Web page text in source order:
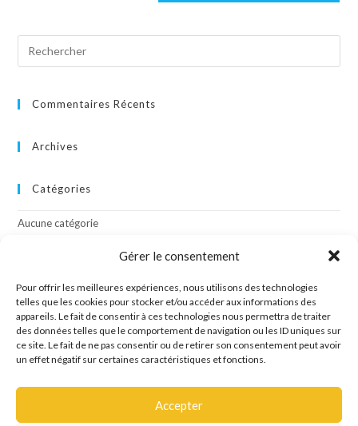
Gérer le consentement
Pour offrir les meilleures expériences, nous utilisons des technologies
telles que les cookies pour stocker et/ou accéder aux informations des
appareils. Le fait de consentir à ces technologies nous permettra de traiter
des données telles que le comportement de navigation ou les ID uniques sur
ce site. Le fait de ne pas consentir ou de retirer son consentement peut avoir
un effet négatif sur certaines caractéristiques et fonctions.
Accepter
Commentaires Récents
Archives
Catégories
Aucune catégorie
Connexion
Flux des publications
Flux des commentaires
Site de WordPress-FR